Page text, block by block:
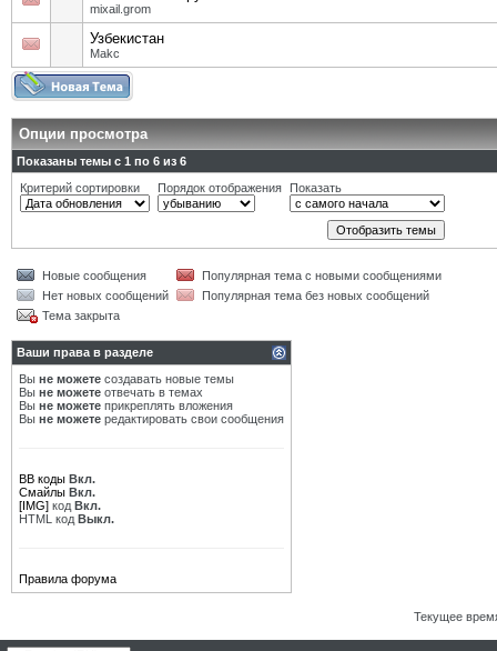
mixail.grom
Узбекистан
Makc
Опции просмотра
Показаны темы с 1 по 6 из 6
Критерий сортировки
Порядок отображения Показать
Новые сообщения
Популярная тема с новыми сообщениями
Нет новых сообщений
Популярная тема без новых сообщений
Тема закрыта
Ваши права в разделе
Вы не можете создавать новые темы
Вы не можете отвечать в темах
Вы не можете прикреплять вложения
Вы не можете редактировать свои сообщения
BB коды Вкл.
Смайлы Вкл.
[IMG] код Вкл.
HTML код Выкл.
Правила форума
Текущее